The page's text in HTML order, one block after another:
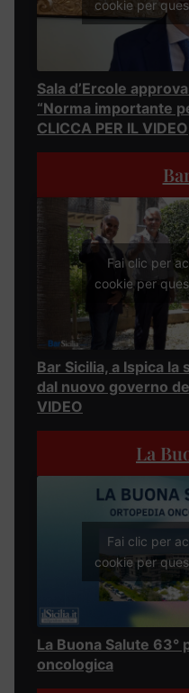
cookie per
Sala d’Ercole
“Norma importante
CLICCA PER IL VIDEO
Fai clic per
cookie per
Bar Sicilia, a Ispica
dal nuovo governo
VIDEO
La
Fai clic per
cookie per
La Buona Salute 63°
oncologica